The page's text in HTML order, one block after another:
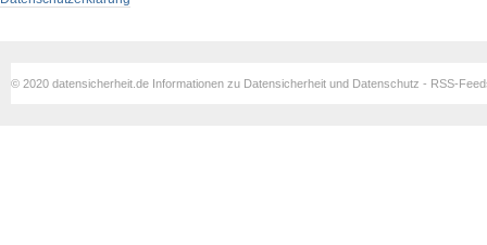
© 2020 datensicherheit.de Informationen zu Datensicherheit und Datenschutz - RSS-